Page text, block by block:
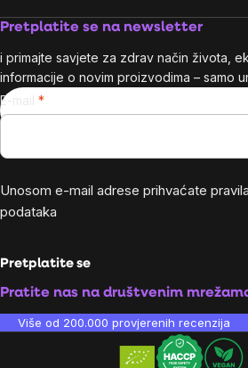
Pretplatite se na newsletter
i primajte savjete za zdrav način života,
informacije o novim proizvodima – samo
E-mail
Unosom e-mail adrese prihvaćate
podataka
Pretplatite se
Pratite nas na društvenim
Više od 200.000 provjerenih recenzija